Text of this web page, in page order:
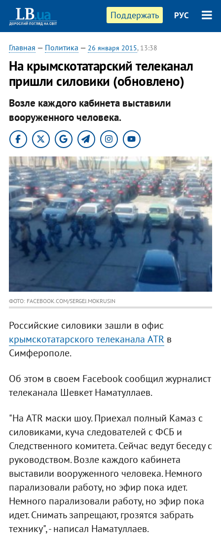
Поддержать РУС
Главная — Политика — 26 января 2015, 13:38
На крымскотатарский телеканал
пришли силовики (обновлено)
Возле каждого кабинета выставили
вооруженного человека.
ФОТО: FACEBOOK.COM/SERGEJ.MOKRUSIN
Российские силовики зашли в офис
крымскотатарского телеканала ATR в
Симферополе.
Об этом в своем Facebook сообщил журналист
телеканала Шевкет Наматуллаев.
"На ATR маски шоу. Приехал полный Камаз с
силовиками, куча следователей с ФСБ и
Следственного комитета. Сейчас ведут беседу с
руководством. Возле каждого кабинета
выставили вооруженного человека. Немного
парализовали работу, но эфир пока идет.
Немного парализовали работу, но эфир пока
идет. Снимать запрещают, грозятся забрать
технику", - написал Наматуллаев.